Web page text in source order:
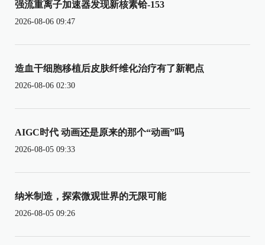
强流重离子加速器发现新核素铪-153
2026-08-06 09:47
造血干细胞移植后皮肤纤维化治疗有了新靶点
2026-08-06 02:30
AIGC时代 动画还是原来的那个“动画”吗
2026-08-05 09:33
纳米制造，探索微观世界的无限可能
2026-08-05 09:26